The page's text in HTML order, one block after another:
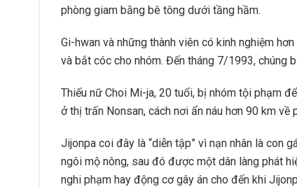
phòng giam bằng bê tông dưới tầng hầm.
Gi-hwan và những thành viên có kinh nghiệm
và bắt cóc cho nhóm. Đến tháng 7/1993, chúng
Thiếu nữ Choi Mi-ja, 20 tuổi, bị nhóm tội phạm
ở thị trấn Nonsan, cách nơi ẩn náu hơn 90 km
Jijonpa coi đây là “diễn tập” vì nạn nhân là con
ngôi mộ nông, sau đó được một dân làng phát
nghi phạm hay động cơ gây án cho đến khi